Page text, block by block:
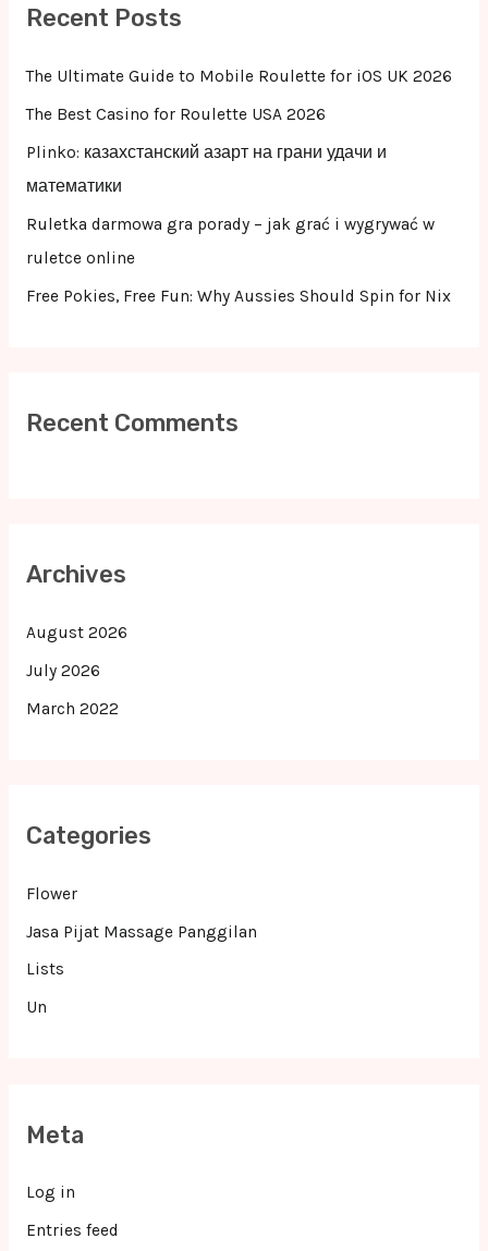
f
Recent Posts
The Ultimate Guide to Mobile Roulette for iOS UK 2026
The Best Casino for Roulette USA 2026
Plinko: казахстанский азарт на грани удачи и
математики
Ruletka darmowa gra porady – jak grać i wygrywać w
ruletce online
Free Pokies, Free Fun: Why Aussies Should Spin for Nix
Recent Comments
Archives
August 2026
July 2026
March 2022
Categories
Flower
Jasa Pijat Massage Panggilan
Lists
Un
Meta
Log in
Entries feed